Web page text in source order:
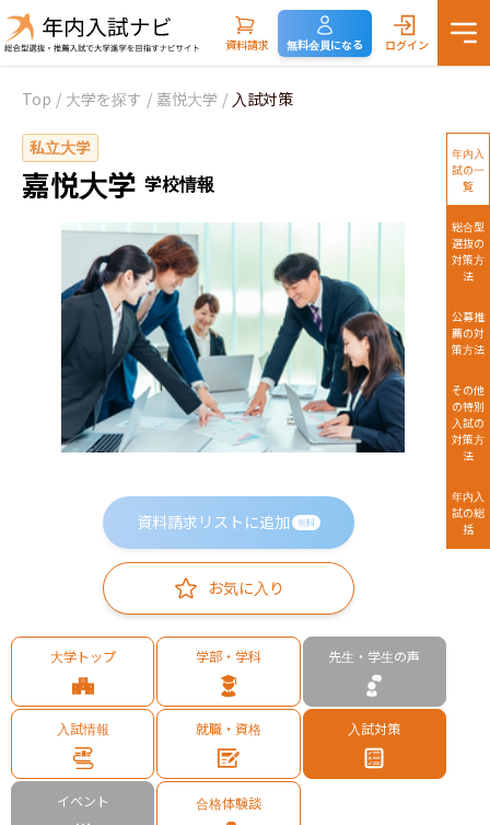
資料請求 無料会員になる ログイン
Top / 大学を探す / 嘉悦大学 / 入試対策
私立大学
嘉悦大学 学校情報
資料請求リストに追加 無料
お気に入り
大学トップ 学部・学科 先生・学生の声
入試情報 就職・資格 入試対策
イベント 合格体験談
年内入
試の一
覧
総合型
選抜の
対策方
法
公募推
薦の対
策方法
その他
の特別
入試の
対策方
法
年内入
試の総
括